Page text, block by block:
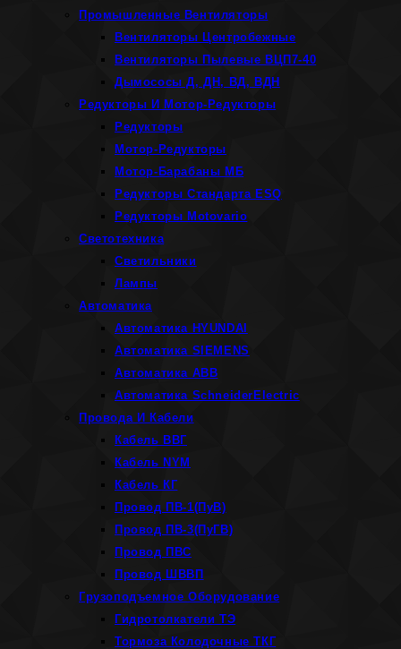
Промышленные Вентиляторы
Вентиляторы Центробежные
Вентиляторы Пылевые ВЦП7-40
Дымососы Д, ДН, ВД, ВДН
Редукторы И Мотор-Редукторы
Редукторы
Мотор-Редукторы
Мотор-Барабаны МБ
Редукторы Стандарта ESQ
Редукторы Motovario
Светотехника
Светильники
Лампы
Автоматика
Автоматика HYUNDAI
Автоматика SIEMENS
Автоматика ABB
Автоматика SchneiderElectric
Провода И Кабели
Кабель ВВГ
Кабель NYM
Кабель КГ
Провод ПВ-1(ПуВ)
Провод ПВ-3(ПуГВ)
Провод ПВС
Провод ШВВП
Грузоподъемное Оборудование
Гидротолкатели ТЭ
Тормоза Колодочные ТКГ